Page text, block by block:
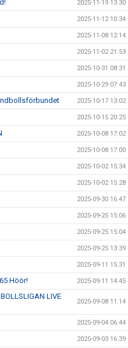
2025-11-19 13:30
2025-11-12 10:34
2025-11-08 12:14
2025-11-02 21:53
2025-10-31 08:31
2025-10-29 07:43
2025-10-17 13:02
2025-10-15 20:25
2025-10-08 17:02
2025-10-08 17:00
2025-10-02 15:34
2025-10-02 15:28
2025-09-30 16:47
2025-09-25 15:06
2025-09-25 15:04
2025-09-25 13:39
2025-09-11 15:31
Höör! 2025-09-11 14:45
LIVE
2025-09-08 11:14
2025-09-04 06:44
2025-09-03 16:39